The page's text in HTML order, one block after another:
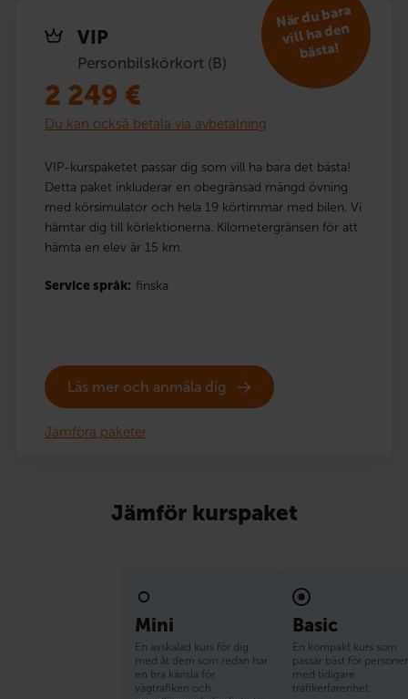
VIP
Personbilskörkort (B)
När du bara
vill ha den
bästa!
2 249 €
Du kan också betala via avbetalning
VIP-kurspaketet passar dig som vill ha bara det bästa!
Detta paket inkluderar en obegränsad mängd övning
med körsimulator och hela 19 körtimmar med bilen. Vi
hämtar dig till körlektionerna. Kilometergränsen för att
hämta en elev är 15 km.
Service språk: finska
Läs mer och anmäla dig
Jämföra paketer
Jämför kurspaket
Mini
En avskalad kurs för dig
med åt dem som redan har
en bra känsla för
vägtrafiken och
Basic
En kompakt kurs som
passar bäst för personer
med tidigare
trafikerfarenhet.